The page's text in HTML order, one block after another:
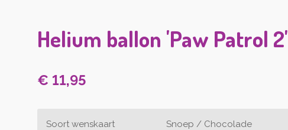
Helium ballon 'Paw Patrol 2'
€ 11,95
Soort wenskaart Snoep / Chocolade